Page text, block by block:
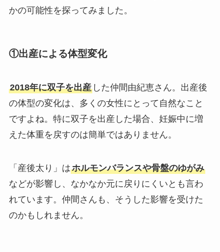
かの可能性を探ってみました。
①出産による体型変化
2018年に双子を出産した仲間由紀恵さん。出産後
の体型の変化は、多くの女性にとって自然なこと
ですよね。特に双子を出産した場合、妊娠中に増
えた体重を戻すのは簡単ではありません。
「産後太り」はホルモンバランスや骨盤のゆがみ
などが影響し、なかなか元に戻りにくいとも言わ
れています。仲間さんも、そうした影響を受けた
のかもしれません。